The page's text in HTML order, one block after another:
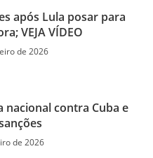
após Lula posar para
VEJA VÍDEO
de 2026
nacional contra Cuba e
de 2026